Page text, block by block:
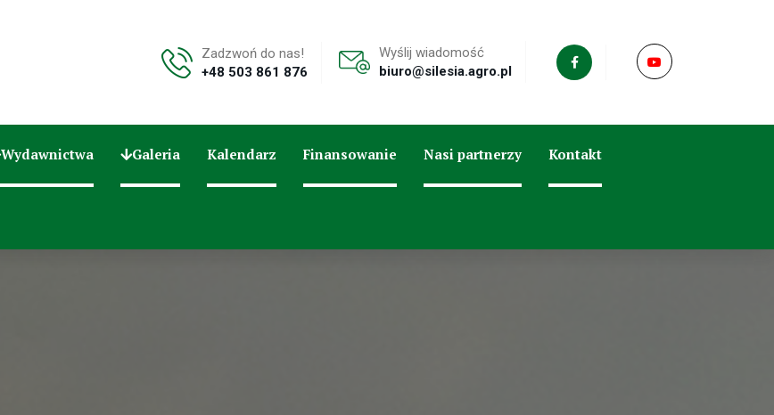
Zadzwoń do nas!
+48 503 861 876
Wyślij wiadomość
biuro@silesia.agro.pl
Wydawnictwa Galeria Kalendarz Finansowanie Nasi partnerzy Kontakt